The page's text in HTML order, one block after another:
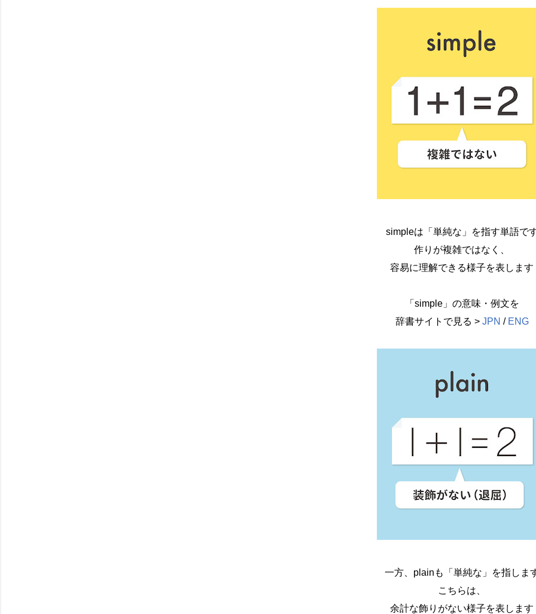
simpleは「単純な」を指す単語で
作りが複雑ではなく、
容易に理解できる様子を表します
「simple」の意味・例文を
辞書サイトで見る > JPN / ENG
一方、plainも「単純な」を指しま
こちらは、
余計な飾りがない様子を表します